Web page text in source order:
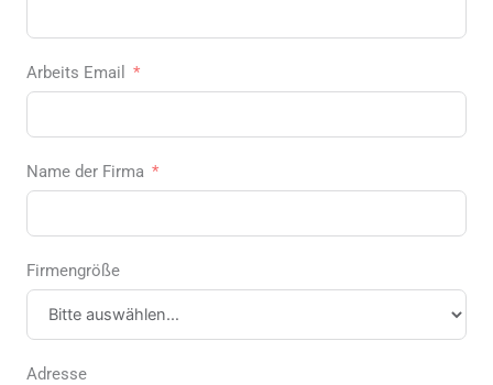
Arbeits Email
Name der Firma
Firmengröße
Adresse